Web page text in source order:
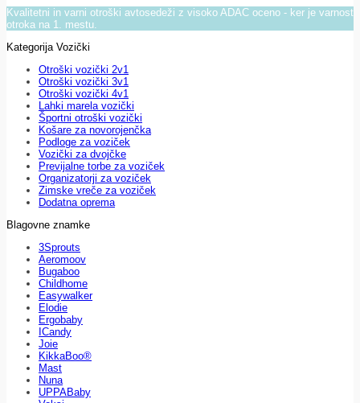
Kvalitetni in varni otroški avtosedeži z visoko ADAC oceno - ker je varnost
otroka na 1. mestu.
Kategorija Vozički
Otroški vozički 2v1
Otroški vozički 3v1
Otroški vozički 4v1
Lahki marela vozički
Športni otroški vozički
Košare za novorojenčka
Podloge za voziček
Vozički za dvojčke
Previjalne torbe za voziček
Organizatorji za voziček
Zimske vreče za voziček
Dodatna oprema
Blagovne znamke
3Sprouts
Aeromoov
Bugaboo
Childhome
Easywalker
Elodie
Ergobaby
ICandy
Joie
KikkaBoo®
Mast
Nuna
UPPABaby